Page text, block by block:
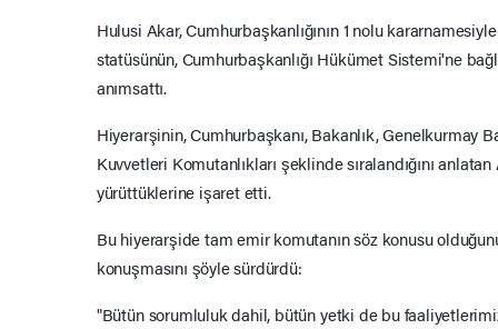
Hulusi Akar, Cumhurbaşkanlığının 1 nolu
statüsünün, Cumhurbaşkanlığı Hükümet Sistemi'ne
anımsattı.
Hiyerarşinin, Cumhurbaşkanı, Bakanlık, Genelkurmay
Kuvvetleri Komutanlıkları şeklinde sıralandığını
yürüttüklerine işaret etti.
Bu hiyerarşide tam emir komutanın söz konusu
konuşmasını şöyle sürdürdü:
"Bütün sorumluluk dahil, bütün yetki de bu